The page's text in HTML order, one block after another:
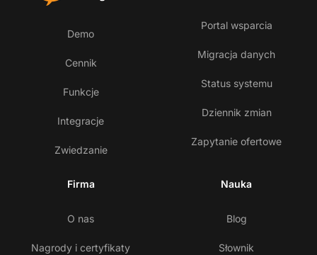
Demo
Cennik
Funkcje
Integracje
Zwiedzanie
Portal wsparcia
Migracja danych
Status systemu
Dziennik zmian
Zapytanie ofertowe
Firma
O nas
Nagrody i certyfikaty
Nauka
Blog
Słownik